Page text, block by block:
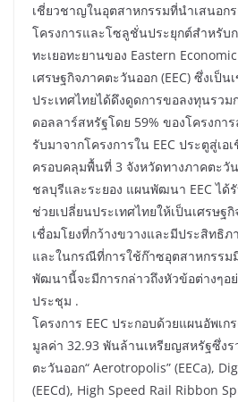
เชี่ยวชาญในอุตสาหกรรมที่นำเสนอก
โครงการและโซลูชั่นประยุกต์สำหรับ
ทะเยอทะยานของ Eastern
เศรษฐกิจภาคตะวันออก (EEC) ซึ่งเป็น
ประเทศไทยได้ดึงดูดการขอลงทุนรวม
ดอลลาร์สหรัฐโดย 59% ของโครงกา
รับมาจากโครงการใน EEC ประตูสู่เอ
ครอบคลุมพื้นที่ 3 จังหวัดทางภาคตะวั
ชลบุรีและระยอง แผนพัฒนา EEC ได้
ช่วยเปลี่ยนประเทศไทยให้เป็นเศรษฐ
เชื่อมโยงที่กว้างขวางและมีประสิทธิ
และในกรณีที่การใช้ก๊าซอุตสาหกรร
พัฒนานี้จะมีการกล่าวถึงหัวข้อต่างๆอ
ประชุม .
โครงการ EEC ประกอบด้วยแผนอัพเ
มูลค่า 32.93 พันล้านเหรียญสหรัฐซึ่ง
ตะวันออก“ Aerotropolis” (EECa),
(EECd), High Speed Rail Ribbon